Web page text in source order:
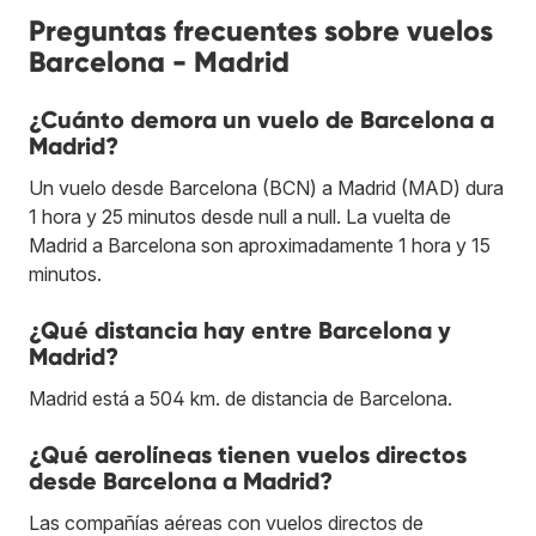
Preguntas frecuentes sobre vuelos
Barcelona - Madrid
¿Cuánto demora un vuelo de Barcelona a
Madrid?
Un vuelo desde Barcelona (BCN) a Madrid (MAD) dura
1 hora y 25 minutos desde null a null. La vuelta de
Madrid a Barcelona son aproximadamente 1 hora y 15
minutos.
¿Qué distancia hay entre Barcelona y
Madrid?
Madrid está a 504 km. de distancia de Barcelona.
¿Qué aerolíneas tienen vuelos directos
desde Barcelona a Madrid?
Las compañías aéreas con vuelos directos de